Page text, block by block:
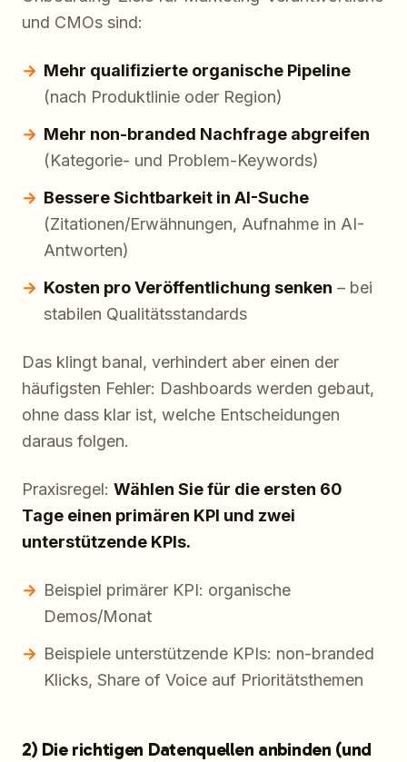
und CMOs sind:
Mehr qualifizierte organische Pipeline
(nach Produktlinie oder Region)
Mehr non-branded Nachfrage abgreifen
(Kategorie- und Problem-Keywords)
Bessere Sichtbarkeit in AI-Suche
(Zitationen/Erwähnungen, Aufnahme in AI-
Antworten)
Kosten pro Veröffentlichung senken – bei
stabilen Qualitätsstandards
Das klingt banal, verhindert aber einen der
häufigsten Fehler: Dashboards werden gebaut,
ohne dass klar ist, welche Entscheidungen
daraus folgen.
Praxisregel: Wählen Sie für die ersten 60
Tage einen primären KPI und zwei
unterstützende KPIs.
Beispiel primärer KPI: organische
Demos/Monat
Beispiele unterstützende KPIs: non-branded
Klicks, Share of Voice auf Prioritätsthemen
2) Die richtigen Datenquellen anbinden (und